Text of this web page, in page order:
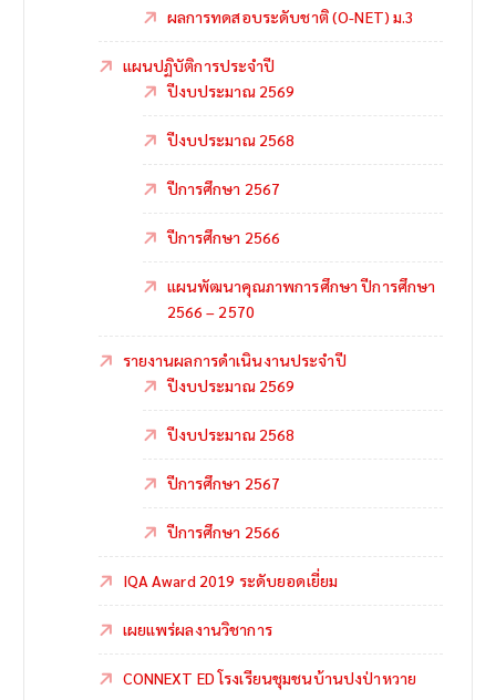
ผลการทดสอบระดับชาติ (O-NET) ม.3
แผนปฏิบัติการประจำปี
ปีงบประมาณ 2569
ปีงบประมาณ 2568
ปีการศึกษา 2567
ปีการศึกษา 2566
แผนพัฒนาคุณภาพการศึกษา ปีการศึกษา
2566 – 2570
รายงานผลการดำเนินงานประจำปี
ปีงบประมาณ 2569
ปีงบประมาณ 2568
ปีการศึกษา 2567
ปีการศึกษา 2566
IQA Award 2019 ระดับยอดเยี่ยม
เผยแพร่ผลงานวิชาการ
CONNEXT ED โรงเรียนชุมชนบ้านปงป่าหวาย